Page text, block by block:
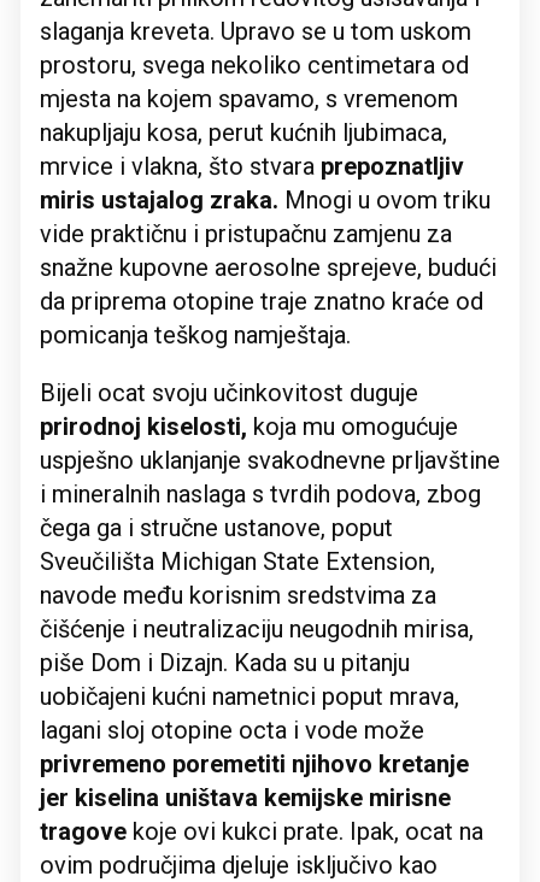
slaganja kreveta. Upravo se u tom uskom
prostoru, svega nekoliko centimetara od
mjesta na kojem spavamo, s vremenom
nakupljaju kosa, perut kućnih ljubimaca,
mrvice i vlakna, što stvara prepoznatljiv
miris ustajalog zraka. Mnogi u ovom triku
vide praktičnu i pristupačnu zamjenu za
snažne kupovne aerosolne sprejeve, budući
da priprema otopine traje znatno kraće od
pomicanja teškog namještaja.
Bijeli ocat svoju učinkovitost duguje
prirodnoj kiselosti, koja mu omogućuje
uspješno uklanjanje svakodnevne prljavštine
i mineralnih naslaga s tvrdih podova, zbog
čega ga i stručne ustanove, poput
Sveučilišta Michigan State Extension,
navode među korisnim sredstvima za
čišćenje i neutralizaciju neugodnih mirisa,
piše Dom i Dizajn. Kada su u pitanju
uobičajeni kućni nametnici poput mrava,
lagani sloj otopine octa i vode može
privremeno poremetiti njihovo kretanje
jer kiselina uništava kemijske mirisne
tragove koje ovi kukci prate. Ipak, ocat na
ovim područjima djeluje isključivo kao